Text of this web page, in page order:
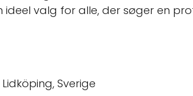
valg for alle, der søger en
Sverige